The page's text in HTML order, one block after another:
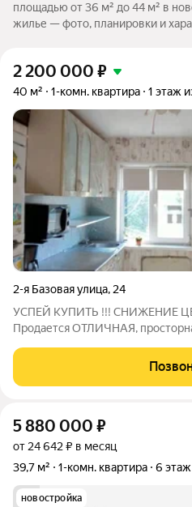
площадью от 36 м² до 44 м² в
жилье — фото, планировки и
2 200 000 ₽
40 м² 1-комн. квартира 1 этаж
2-я Базовая улица, 24
УСПЕЙ КУПИТЬ !!! СНИЖЕНИЕ
Продается ОТЛИЧНАЯ,
ремонт : установлены
на полу линолеум на
5 880 000 ₽
от 24 642 ₽ в месяц
39,7 м²
1-комн. квартира 6 этаж
новостройка